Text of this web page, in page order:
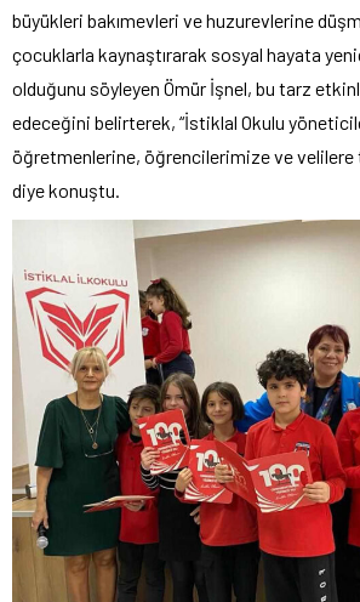
büyükleri bakımevleri ve huzurevlerine
çocuklarla kaynaştırarak sosyal hayata
olduğunu söyleyen Ömür İşnel, bu tarz
edeceğini belirterek, “İstiklal Okulu
öğretmenlerine, öğrencilerimize ve velilere
diye konuştu.